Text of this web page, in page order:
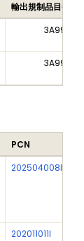
輸出規制品目番号
3A991A2
3A991A2
PCN
202504008I
202011011I